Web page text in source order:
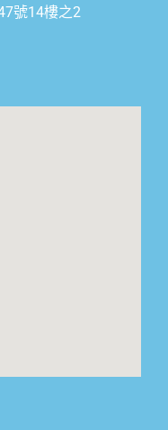
號14樓之2